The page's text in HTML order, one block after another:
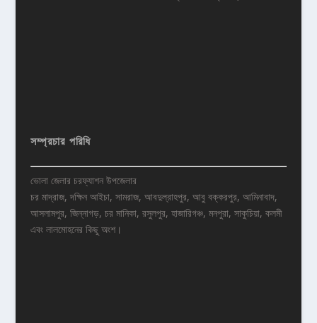
সম্প্রচার পরিধি
ভোলা জেলার চরফ্যাশন উপজেলার
চর মাদ্রাজ, দক্ষিন আইচা, সামরাজ, আবদুল্রাহপুর, আবু বক্করপুর, আমিনাবাদ,
আসলামপুর, জিন্নাগড়, চর মানিকা, রসুলপুর, হাজারিগঞ্চ, মনপুরা, সাকুচিয়া, কলমী
এবং লালমোহনের কিছু অংশ।